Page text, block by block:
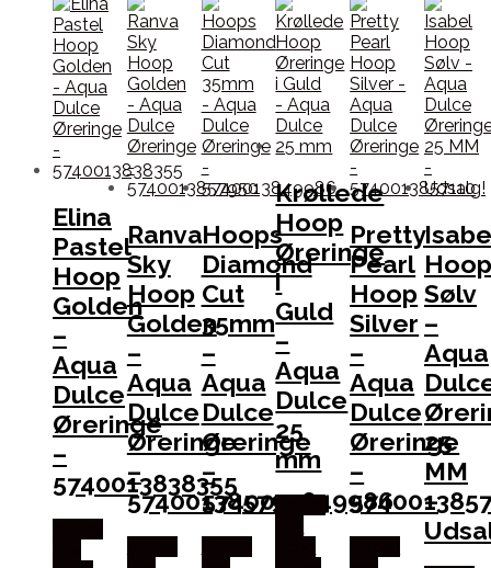
Elina
Pastel
Hoop
Golden
–
Aqua
Dulce
Øreringe
–
5740013838355
Ranva
Sky
Hoop
Golden
–
Aqua
Dulce
Øreringe
–
5740013857950
Hoops
Diamond
Cut
35mm
–
Aqua
Dulce
Øreringe
–
5740013849986
Krøllede
Hoop
Øreringe
i
Guld
–
Aqua
Dulce
25
mm
Pretty
Pearl
Hoop
Silver
–
Aqua
Dulce
Øreringe
–
Hoop
Sølv
–
Aqua
25
MM
–